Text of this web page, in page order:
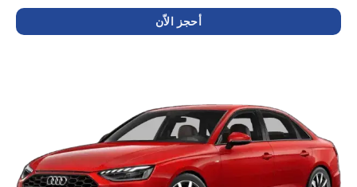
أحجز الاّن